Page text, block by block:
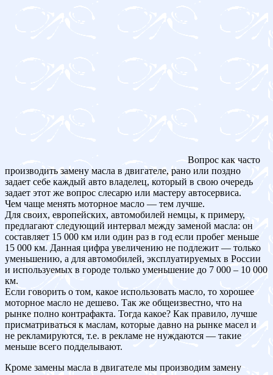
Вопрос как часто
производить замену масла в двигателе, рано или поздно
задает себе каждый авто владелец, который в свою очередь
задает этот же вопрос слесарю или мастеру автосервиса.
Чем чаще менять моторное масло — тем лучше.
Для своих, европейских, автомобилей немцы, к примеру,
предлагают следующий интервал между заменой масла: он
составляет 15 000 км или один раз в год если пробег меньше
15 000 км. Данная цифра увеличению не подлежит — только
уменьшению, а для автомобилей, эксплуатируемых в России
и используемых в городе только уменьшение до 7 000 – 10 000
км.
Если говорить о том, какое использовать масло, то хорошее
моторное масло не дешево. Так же общеизвестно, что на
рынке полно контрафакта. Тогда какое? Как правило, лучше
присматриваться к маслам, которые давно на рынке масел и
не рекламируются, т.е. в рекламе не нуждаются — такие
меньше всего подделывают.
Кроме замены масла в двигателе мы производим замену